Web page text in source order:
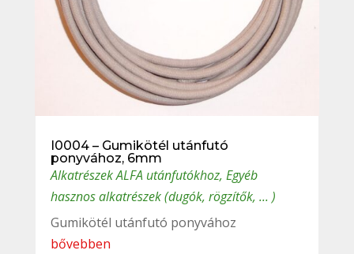
I0004 – Gumikötél utánfutó
ponyvához, 6mm
Alkatrészek ALFA utánfutókhoz, Egyéb
hasznos alkatrészek (dugók, rögzítők, ... )
Gumikötél utánfutó ponyvához
bővebben